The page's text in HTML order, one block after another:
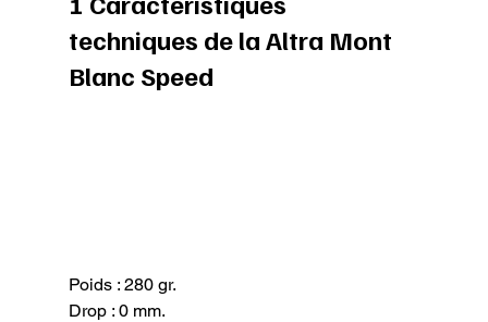
techniques de la Altra Mont
Blanc Speed
Poids : 280 gr.
Drop : 0 mm.